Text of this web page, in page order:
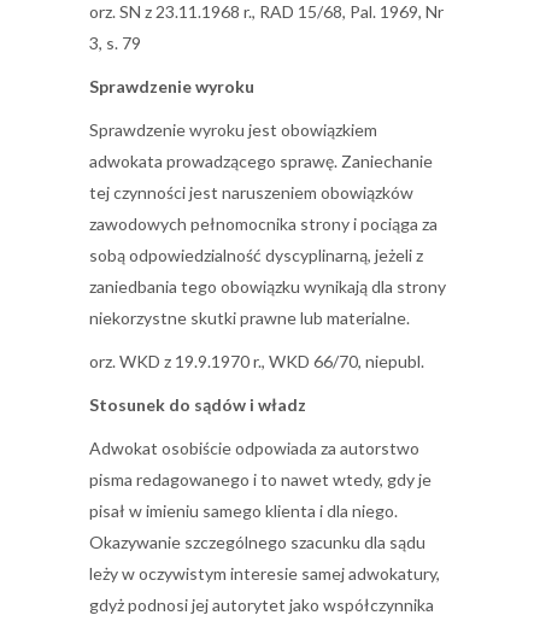
orz. SN z 23.11.1968 r., RAD 15/68, Pal. 1969, Nr
3, s. 79
Sprawdzenie wyroku
Sprawdzenie wyroku jest obowiązkiem
adwokata prowadzącego sprawę. Zaniechanie
tej czynności jest naruszeniem obowiązków
zawodowych pełnomocnika strony i pociąga za
sobą odpowiedzialność dyscyplinarną, jeżeli z
zaniedbania tego obowiązku wynikają dla strony
niekorzystne skutki prawne lub materialne.
orz. WKD z 19.9.1970 r., WKD 66/70, niepubl.
Stosunek do sądów i władz
Adwokat osobiście odpowiada za autorstwo
pisma redagowanego i to nawet wtedy, gdy je
pisał w imieniu samego klienta i dla niego.
Okazywanie szczególnego szacunku dla sądu
leży w oczywistym interesie samej adwokatury,
gdyż podnosi jej autorytet jako współczynnika